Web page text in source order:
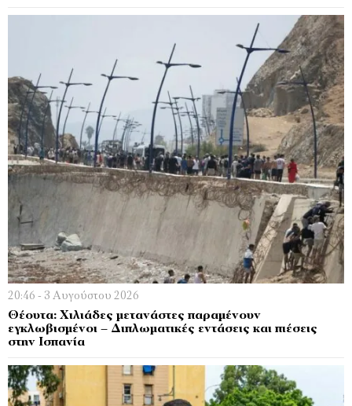
20:46 - 3 Αυγούστου 2026
Θέουτα: Χιλιάδες μετανάστες παραμένουν
εγκλωβισμένοι – Διπλωματικές εντάσεις και πιέσεις
στην Ισπανία